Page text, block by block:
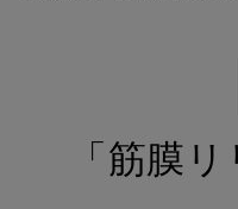
「筋膜